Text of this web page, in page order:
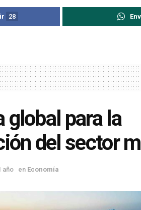
28
global para la
del sector
año en Economía